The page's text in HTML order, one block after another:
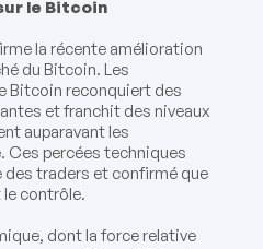
le Bitcoin
la récente amélioration
du Bitcoin. Les
Bitcoin reconquiert des
et franchit des niveaux
auparavant les
Ces percées techniques
traders et confirmé que
le contrôle.
dont la force relative